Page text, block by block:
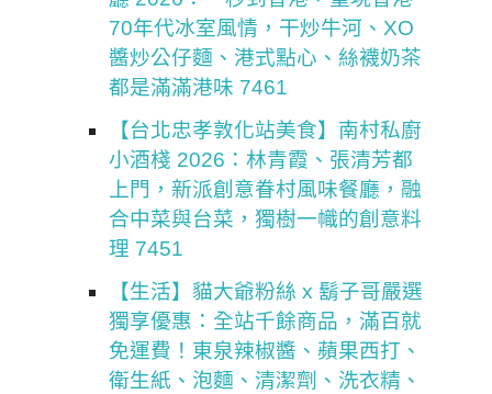
70年代冰室風情，干炒牛河、XO
醬炒公仔麵、港式點心、絲襪奶茶
都是滿滿港味 7461
【台北忠孝敦化站美食】南村私廚
小酒棧 2026：林青霞、張清芳都
上門，新派創意眷村風味餐廳，融
合中菜與台菜，獨樹一幟的創意料
理 7451
【生活】貓大爺粉絲 x 鬍子哥嚴選
獨享優惠：全站千餘商品，滿百就
免運費！東泉辣椒醬、蘋果西打、
衛生紙、泡麵、清潔劑、洗衣精、